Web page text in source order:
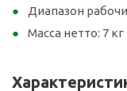
Диапазон
Масса нетто: 7 кг